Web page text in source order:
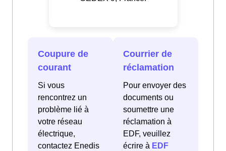
Coupure de
courant
Si vous
rencontrez un
problème lié à
votre réseau
électrique,
contactez Enedis
Courrier de
réclamation
Pour envoyer des
documents ou
soumettre une
réclamation à
EDF, veuillez
écrire à EDF